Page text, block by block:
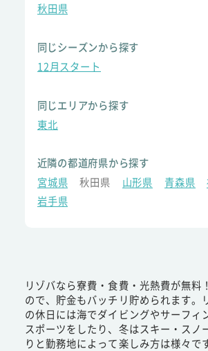
秋田県
同じシーズンから探す
12月スタート
同じエリアから探す
東北
近隣の都道府県から探す
宮城県
秋田県 山形県 青森県
岩手県
リゾバなら寮費・食費・光熱費が無料
ので、貯金もバッチリ貯められます。
の休日には海でダイビングやサーフィ
スポーツをしたり、冬はスキー・スノ
りと勤務地によって楽しみ方は様々で